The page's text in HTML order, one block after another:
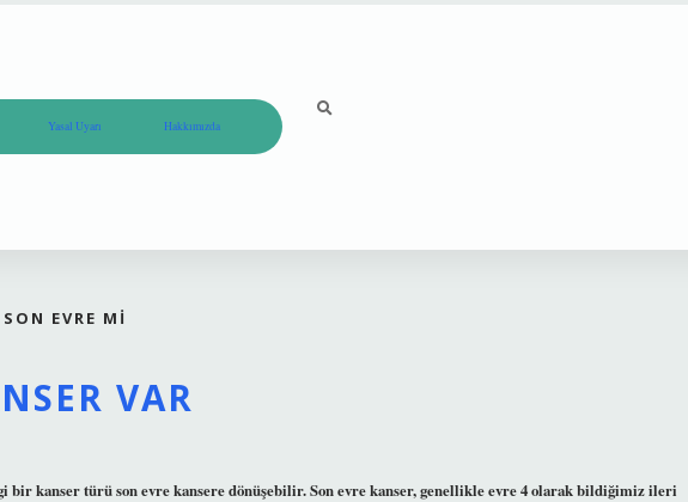
Yasal Uyarı Hakkımızda
EVRE MI
VAR
bir kanser türü son evre kansere dönüşebilir. Son evre kanser, genellikle evre 4 olarak bildiğimiz ileri